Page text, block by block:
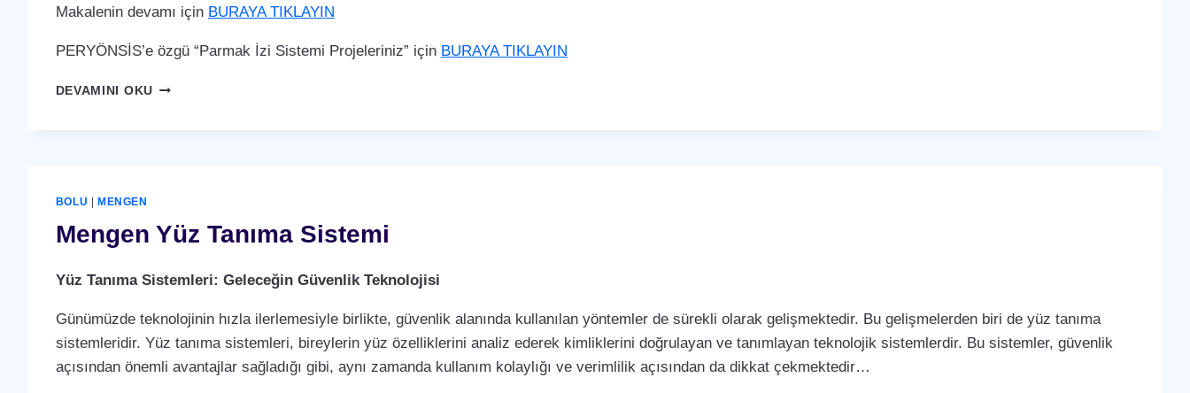
Makalenin devamı için BURAYA TIKLAYIN
PERYÖNSİS’e özgü “Parmak İzi Sistemi Projeleriniz” için BURAYA TIKLAYIN
DEVAMINI OKUMENGEN
BOLU MENGEN
Mengen Yüz Tanıma Sistemi
Yüz Tanıma Sistemleri: Geleceğin Güvenlik Teknolojisi
Günümüzde teknolojinin hızla ilerlemesiyle birlikte, güvenlik alanında kullanılan yöntemler de sürekli olarak gelişmektedir. Bu gelişmelerden biri de yüz tanıma
sistemleridir. Yüz tanıma sistemleri, bireylerin yüz özelliklerini analiz ederek kimliklerini doğrulayan ve tanımlayan teknolojik sistemlerdir. Bu sistemler, güvenlik
açısından önemli avantajlar sağladığı gibi, aynı zamanda kullanım kolaylığı ve verimlilik açısından da dikkat çekmektedir…